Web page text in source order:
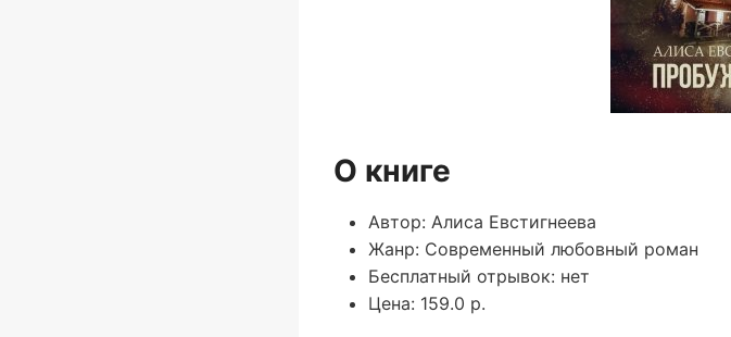
О книге
Автор: Алиса Евстигнеева
Жанр: Современный любовный роман
Бесплатный отрывок: нет
Цена: 159.0 р.